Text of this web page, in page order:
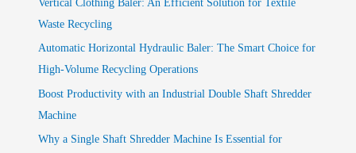
Vertical Clothing Baler: An Efficient Solution for Textile
Waste Recycling
Automatic Horizontal Hydraulic Baler: The Smart Choice for
High-Volume Recycling Operations
Boost Productivity with an Industrial Double Shaft Shredder
Machine
Why a Single Shaft Shredder Machine Is Essential for